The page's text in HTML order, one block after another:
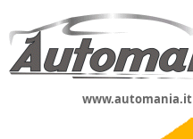
www.automania.it